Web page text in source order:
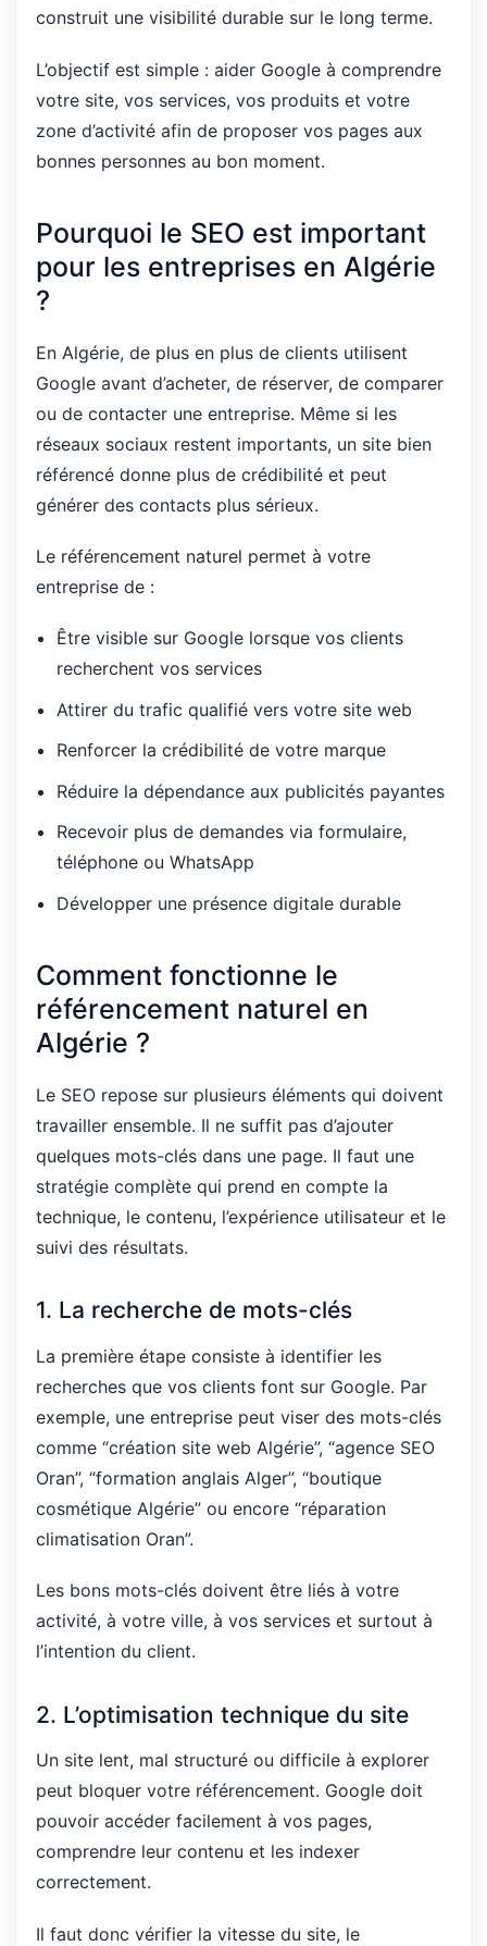
construit une visibilité durable sur le long terme.
L’objectif est simple : aider Google à comprendre
votre site, vos services, vos produits et votre
zone d’activité afin de proposer vos pages aux
bonnes personnes au bon moment.
Pourquoi le SEO est important
pour les entreprises en Algérie
?
En Algérie, de plus en plus de clients utilisent
Google avant d’acheter, de réserver, de comparer
ou de contacter une entreprise. Même si les
réseaux sociaux restent importants, un site bien
référencé donne plus de crédibilité et peut
générer des contacts plus sérieux.
Le référencement naturel permet à votre
entreprise de :
Être visible sur Google lorsque vos clients
recherchent vos services
Attirer du trafic qualifié vers votre site web
Renforcer la crédibilité de votre marque
Réduire la dépendance aux publicités payantes
Recevoir plus de demandes via formulaire,
téléphone ou WhatsApp
Développer une présence digitale durable
Comment fonctionne le
référencement naturel en
Algérie ?
Le SEO repose sur plusieurs éléments qui doivent
travailler ensemble. Il ne suffit pas d’ajouter
quelques mots-clés dans une page. Il faut une
stratégie complète qui prend en compte la
technique, le contenu, l’expérience utilisateur et le
suivi des résultats.
1. La recherche de mots-clés
La première étape consiste à identifier les
recherches que vos clients font sur Google. Par
exemple, une entreprise peut viser des mots-clés
comme “création site web Algérie”, “agence SEO
Oran”, “formation anglais Alger”, “boutique
cosmétique Algérie” ou encore “réparation
climatisation Oran”.
Les bons mots-clés doivent être liés à votre
activité, à votre ville, à vos services et surtout à
l’intention du client.
2. L’optimisation technique du site
Un site lent, mal structuré ou difficile à explorer
peut bloquer votre référencement. Google doit
pouvoir accéder facilement à vos pages,
comprendre leur contenu et les indexer
correctement.
Il faut donc vérifier la vitesse du site, le